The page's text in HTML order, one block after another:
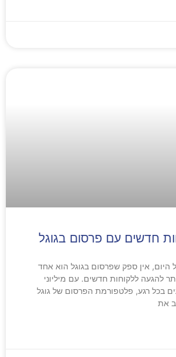
חדשים עם פרסום בגוגל
היום, אין ספק שפרסום בגוגל הוא אחד
להגעה ללקוחות חדשים. עם מיליוני
בכל רגע, פלטפורמת הפרסום של גוגל
את